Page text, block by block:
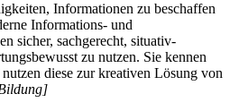
Informationen zu beschaffen
Informations- und
sicher, sachgerecht, situativ-
zu nutzen. Sie kennen
diese zur kreativen Lösung von